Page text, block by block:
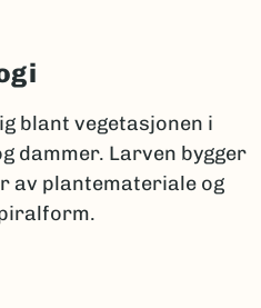
blant vegetasjonen i
dammer. Larven bygger
av plantemateriale og